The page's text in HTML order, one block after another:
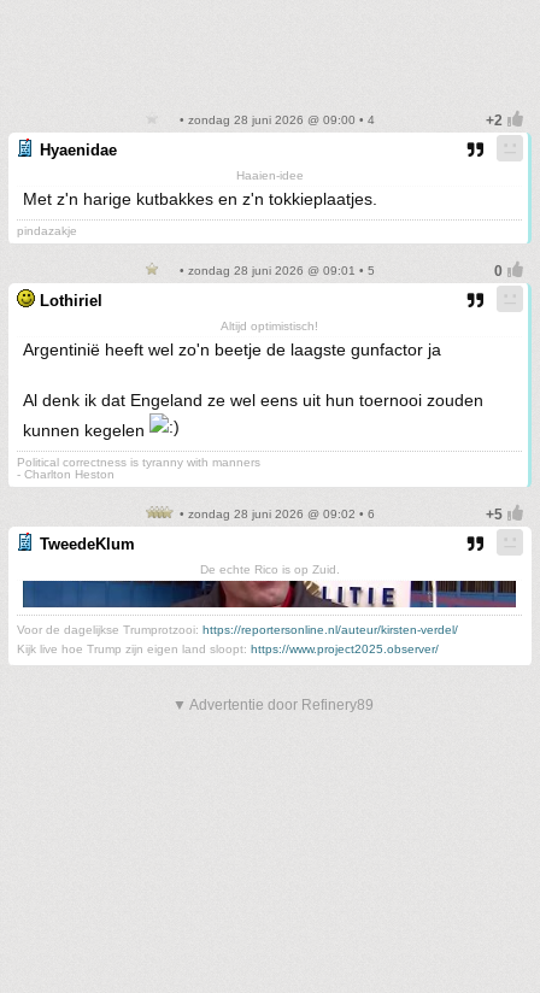
• zondag 28 juni 2026 @ 09:00 • 4
Hyaenidae
Haaien-idee
Met z'n harige kutbakkes en z'n tokkieplaatjes.
pindazakje
• zondag 28 juni 2026 @ 09:01 • 5
Lothiriel
Altijd optimistisch!
Argentinië heeft wel zo'n beetje de laagste gunfactor ja
Al denk ik dat Engeland ze wel eens uit hun toernooi zouden
kunnen kegelen
Political correctness is tyranny with manners
- Charlton Heston
• zondag 28 juni 2026 @ 09:02 • 6
TweedeKlum
De echte Rico is op Zuid.
Voor de dagelijkse Trumprotzooi: https://reportersonline.nl/auteur/kirsten-verdel/
Kijk live hoe Trump zijn eigen land sloopt: https://www.project2025.observer/
▼ Advertentie door Refinery89